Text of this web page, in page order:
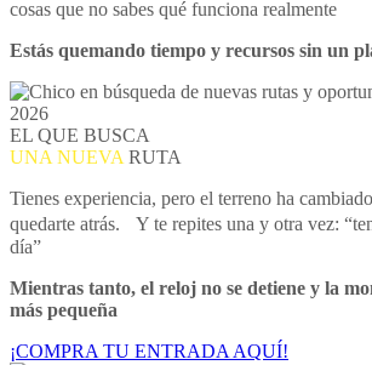
cosas que no sabes qué funciona realmente
Estás quemando tiempo y recursos sin un
EL QUE BUSCA
UNA NUEVA RUTA
Tienes experiencia, pero el terreno ha
quedarte atrás. Y te repites una y otra vez:
día”
Mientras tanto, el reloj no se detiene y la
más pequeña
¡COMPRA TU ENTRADA AQUÍ!